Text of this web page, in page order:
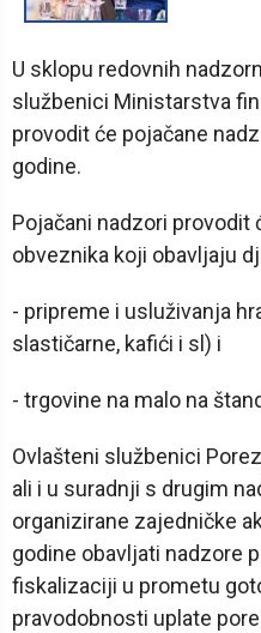
U sklopu redovnih
službenici Ministarstva
provodit će pojačane
godine.
Pojačani nadzori provodit
obveznika koji obavljaju
- pripreme i usluživanja
slastičarne, kafići i sl) i
- trgovine na malo na
Ovlašteni službenici
ali i u suradnji s drugim
organizirane zajedničke
godine obavljati nadzore
fiskalizaciji u prometu
pravodobnosti uplate